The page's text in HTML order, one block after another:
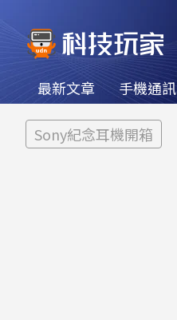
最新文章 手機通訊
Sony紀念耳機開箱